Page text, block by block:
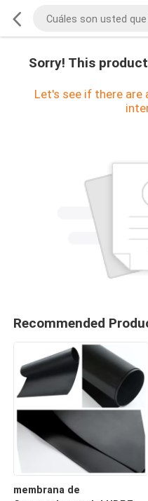
Sorry! This
Let's see if there
Recommended
membrana de